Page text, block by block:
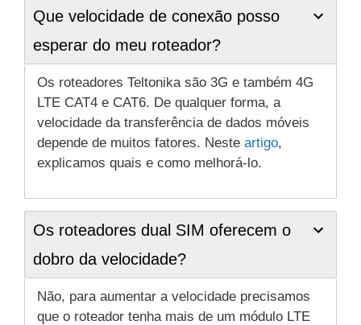
Que velocidade de conexão posso
esperar do meu roteador?
Os roteadores Teltonika são 3G e também 4G
LTE CAT4 e CAT6. De qualquer forma, a
velocidade da transferência de dados móveis
depende de muitos fatores. Neste artigo,
explicamos quais e como melhorá-lo.
Os roteadores dual SIM oferecem o
dobro da velocidade?
Não, para aumentar a velocidade precisamos
que o roteador tenha mais de um módulo LTE